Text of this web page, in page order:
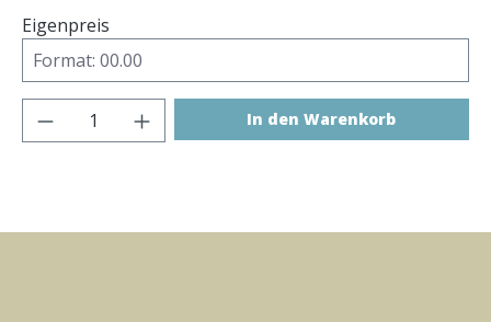
Eigenpreis
Produkt Anzahl: Gib den gewünschten
In den Warenkorb